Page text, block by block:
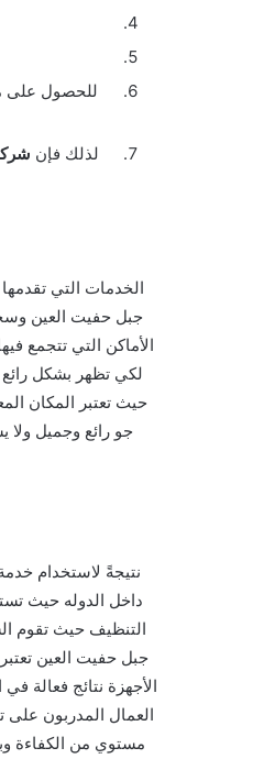
للحصول على
لذلك فإن
الخدمات التي
جبل حفيت العين
الأماكن التي تتجمع
لكي تظهر بشكل
حيث تعتبر المكان
جو رائع وجميل
نتيجةً لاستخدام
داخل الدوله حيث
التنظيف حيث تقوم
جبل حفيت العين
الأجهزة نتائج فعالة
العمال المدربون
مستوي من الكفاءة